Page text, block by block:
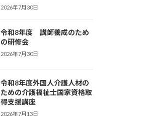
2026年7月30日
令和8年度 講師養成のため
の研修会
2026年7月30日
令和8年度外国人介護人材の
ための介護福祉士国家資格取
得支援講座
2026年7月13日